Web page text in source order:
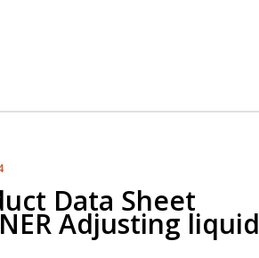
Data Sheet
Adjusting liquid